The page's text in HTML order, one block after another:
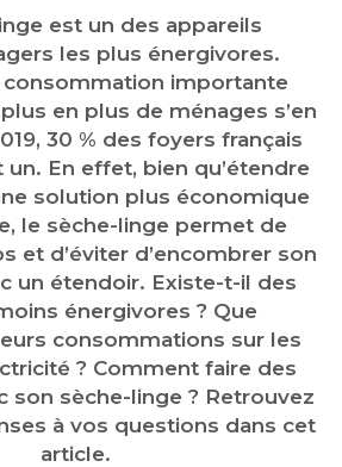
est un des appareils
les plus énergivores.
importante
en plus de ménages s’en
30 % des foyers français
En effet, bien qu’étendre
solution plus économique
le sèche-linge permet de
et d’éviter d’encombrer son
un étendoir. Existe-t-il des
énergivores ? Que
consommations sur les
? Comment faire des
son sèche-linge ? Retrouvez
à vos questions dans cet
article.